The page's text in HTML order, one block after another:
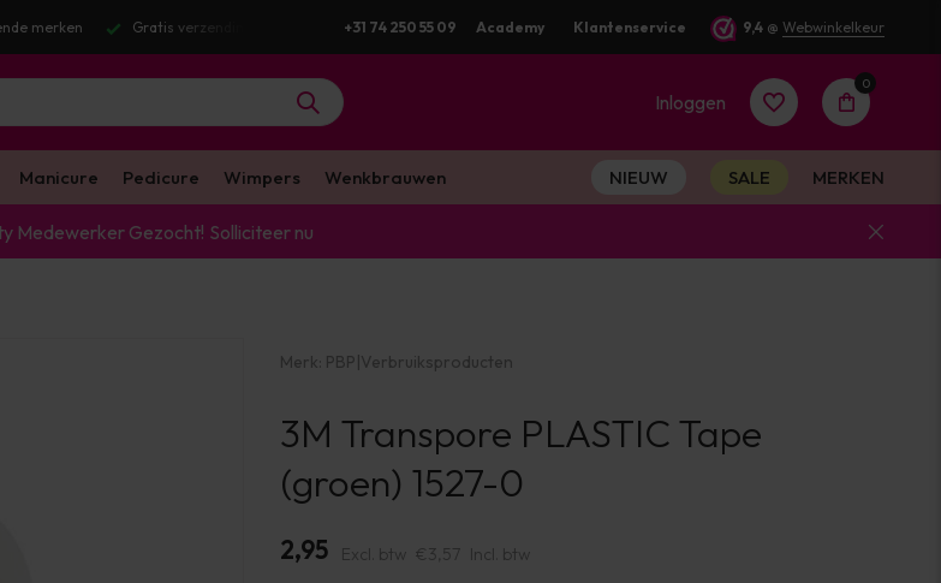
Voor 16:00 besteld? Dezelfde werkdag verstuurd+31 74 250 55 09 Academy Klantenservice 9,4 @ Webwinkelkeur
Inloggen
Account
aanmaken
0
Manicure Pedicure Wimpers Wenkbrauwen NIEUW SALE MERKEN
Medewerker Gezocht! Solliciteer nu
Merk: PBP|Verbruiksproducten
3M Transpore PLASTIC Tape
(groen) 1527-0
2,95 Excl. btw €3,57 Incl. btw